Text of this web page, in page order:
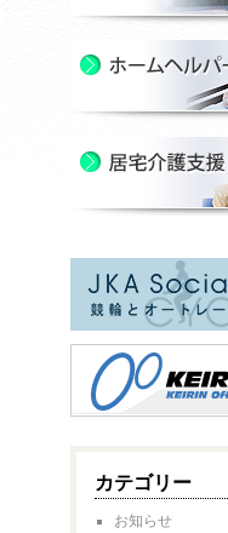
カテゴリー
お知らせ